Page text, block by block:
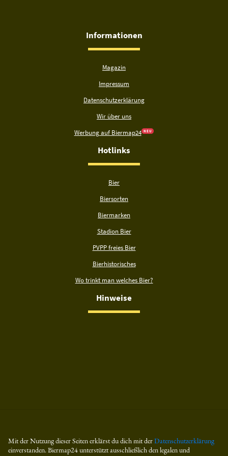
Informationen
Magazin
Impressum
Datenschutzerklärung
Wir über uns
Werbung auf Biermap24 N E U
Hotlinks
Bier
Biersorten
Biermarken
Stadion Bier
PVPP freies Bier
Bierhistorisches
Wo trinkt man welches Bier?
Hinweise
Mit der Nutzung dieser Seiten erklärst du dich mit derDatenschutzerklärung
einverstanden. Biermap24 unterstützt ausschließlich den legalen und